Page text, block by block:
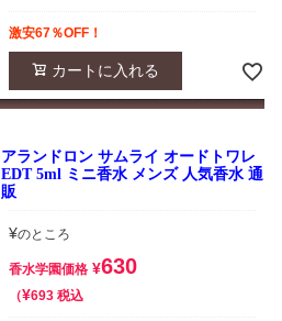
激安67％OFF！
カートに入れる
アランドロン サムライ オードトワレ
EDT 5ml ミニ香水 メンズ 人気香水 通
販
¥のところ
香水学園価格 ¥630
¥693 税込